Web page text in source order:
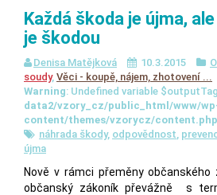
Každá škoda je újma,
je škodou
Denisa Matějková 10.3.2015
soudy, Věci - koupě, nájem, zhotovení ...
Warning: Undefined variable
data2/vzory_cz/public_html/www/
content/themes/vzorycz/content.php
náhrada škody, odpovědnost,
újma
Nově v rámci přeměny občanského
občanský zákoník převážně s